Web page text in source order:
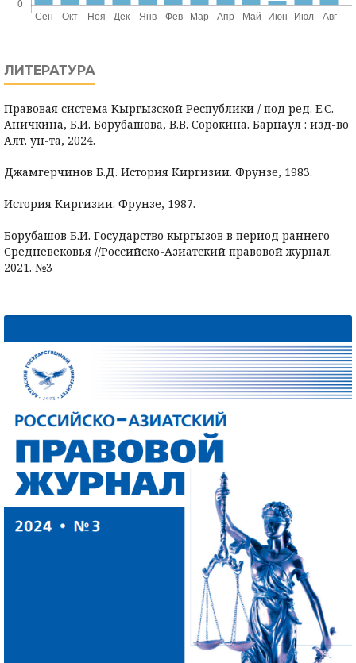
ЛИТЕРАТУРА
Правовая система Кыргызской Республики / под ред. Е.С.
Аничкина, Б.И. Борубашова, В.В. Сорокина. Барнаул : изд-во
Алт. ун-та, 2024.
Джамгерчинов Б.Д. История Киргизии. Фрунзе, 1983.
История Киргизии. Фрунзе, 1987.
Борубашов Б.И. Государство кыргызов в период раннего
Средневековья //Российско-Азиатский правовой журнал.
2021. №3